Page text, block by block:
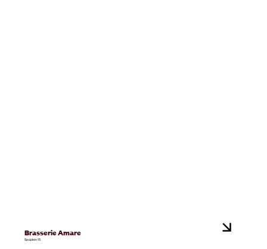
Brasserie Amare
Spuiplein 15